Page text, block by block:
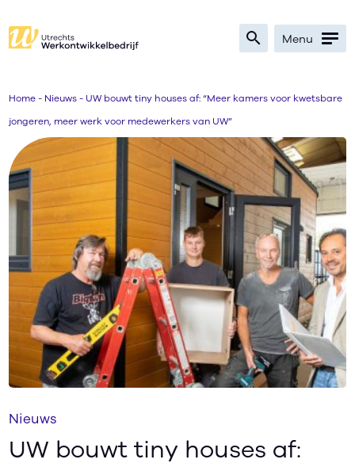
search Menu
Zoeken
Bedrijven
Werkzoekenden
Verwijzers
Nieuws
Over
search contrast text_format text_format Ik zoek werk
Home- Nieuws- UW bouwt tiny houses af: “Meer kamers voor kwetsbare
jongeren, meer werk voor medewerkers van UW”
Nieuws
UW bouwt tiny houses af: